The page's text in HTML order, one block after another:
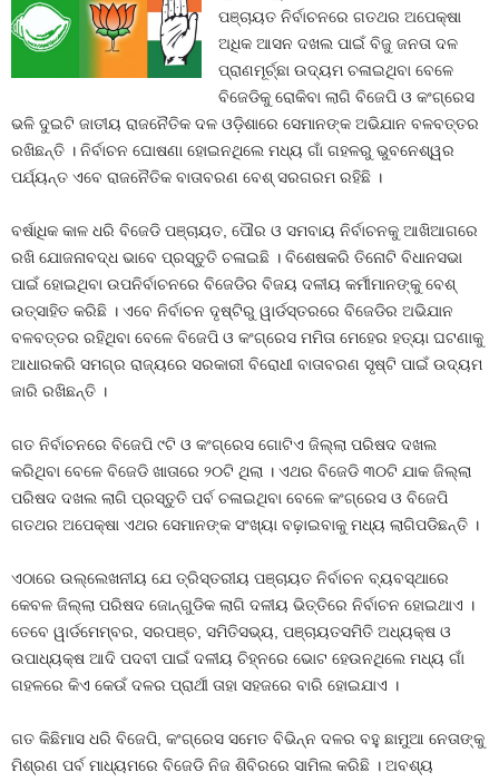
ପଞ୍ଚାୟତ ନିର୍ବାଚନରେ ଗତଥର ଅପେକ୍ଷା
ଅଧିକ ଆସନ ଦଖଲ ପାଇଁ ବିଜୁ ଜନତା ଦଳ
ପ୍ରାଣମୂର୍ଚ୍ଛା ଉଦ୍ୟମ ଚଳାଇଥିବା ବେଳେ
ବିଜେଡିକୁ ରୋକିବା ଲାଗି ବିଜେପି ଓ କଂଗ୍ରେସ
ଭଳି ଦୁଇଟି ଜାତୀୟ ରାଜନୈତିକ ଦଳ ଓଡ଼ିଶାରେ ସେମାନଙ୍କ ଅଭିଯାନ ବଳବତ୍ତର
ରଖିଛନ୍ତି । ନିର୍ବାଚନ ଘୋଷଣା ହୋଇନଥିଲେ ମଧ୍ୟ ଗାଁ ଗହଳରୁ ଭୁବନେଶ୍ୱର
ପର୍ଯ୍ୟନ୍ତ ଏବେ ରାଜନୈତିକ ବାତାବରଣ ବେଶ୍‍ ସରଗରମ ରହିଛି ।
ବର୍ଷାଧିକ କାଳ ଧରି ବିଜେଡି ପଞ୍ଚାୟତ, ପୌର ଓ ସମବାୟ ନିର୍ବାଚନକୁ ଆଖିଆଗରେ
ରଖି ଯୋଜନାବଦ୍ଧ ଭାବେ ପ୍ରସ୍ତୁତି ଚଳାଇଛି । ବିଶେଷକରି ତିନୋଟି ବିଧାନସଭା
ପାଇଁ ହୋଇଥିବା ଉପନିର୍ବାଚନରେ ବିଜେଡିର ବିଜୟ ଦଳୀୟ କର୍ମୀମାନଙ୍କୁ ବେଶ୍‍
ଉତ୍ସାହିତ କରିଛି । ଏବେ ନିର୍ବାଚନ ଦୃଷ୍ଟିରୁ ୱାର୍ଡସ୍ତରରେ ବିଜେଡିର ଅଭିଯାନ
ବଳବତ୍ତର ରହିଥିବା ବେଳେ ବିଜେପି ଓ କଂଗ୍ରେସ ମମିତା ମେହେର ହତ୍ୟା ଘଟଣାକୁ
ଆଧାରକରି ସମଗ୍ର ରାଜ୍ୟରେ ସରକାରୀ ବିରୋଧୀ ବାତାବରଣ ସୃଷ୍ଟି ପାଇଁ ଉଦ୍ୟମ
ଜାରି ରଖିଛନ୍ତି ।
ଗତ ନିର୍ବାଚନରେ ବିଜେପି ୯ଟି ଓ କଂଗ୍ରେସ ଗୋଟିଏ ଜିଲ୍ଲା ପରିଷଦ ଦଖଲ
କରିଥିବା ବେଳେ ବିଜେଡି ଖାତାରେ ୨୦ଟି ଥିଲା । ଏଥର ବିଜେଡି ୩୦ଟି ଯାକ ଜିଲ୍ଲା
ପରିଷଦ ଦଖଲ ଲାଗି ପ୍ରସ୍ତୁତି ପର୍ବ ଚଳାଇଥିବା ବେଳେ କଂଗ୍ରେସ ଓ ବିଜେପି
ଗତଥର ଅପେକ୍ଷା ଏଥର ସେମାନଙ୍କ ସଂଖ୍ୟା ବଢ଼ାଇବାକୁ ମଧ୍ୟ ଲାଗିପଡିଛନ୍ତି ।
ଏଠାରେ ଉଲ୍ଲେଖନୀୟ ଯେ ତ୍ରିସ୍ତରୀୟ ପଞ୍ଚାୟତ ନିର୍ବାଚନ ବ୍ୟବସ୍ଥାରେ
କେବଳ ଜିଲ୍ଲା ପରିଷଦ ଜୋନ୍‍ଗୁଡିକ ଲାଗି ଦଳୀୟ ଭିତ୍ତିରେ ନିର୍ବାଚନ ହୋଇଥାଏ ।
ତେବେ ୱାର୍ଡମେମ୍ବର, ସରପଞ୍ଚ, ସମିତିସଭ୍ୟ, ପଞ୍ଚାୟତସମିତି ଅଧ୍ୟକ୍ଷ ଓ
ଉପାଧ୍ୟକ୍ଷ ଆଦି ପଦବୀ ପାଇଁ ଦଳୀୟ ଚିହ୍ନରେ ଭୋଟ ହେଉନଥିଲେ ମଧ୍ୟ ଗାଁ
ଗହଳରେ କିଏ କେଉଁ ଦଳର ପ୍ରାର୍ଥୀ ତାହା ସହଜରେ ବାରି ହୋଇଯାଏ ।
ଗତ କିଛିମାସ ଧରି ବିଜେପି, କଂଗ୍ରେସ ସମେତ ବିଭିନ୍ନ ଦଳର ବହୁ ଛାମୁଆ ନେତାଙ୍କୁ
ମିଶ୍ରଣ ପର୍ବ ମାଧ୍ୟମରେ ବିଜେଡି ନିଜ ଶିବିରରେ ସାମିଲ କରିଛି । ଅବଶ୍ୟ